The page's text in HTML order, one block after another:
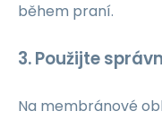
během praní.
3. Použijte
Na membránové